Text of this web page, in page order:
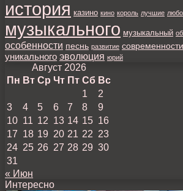
история казино кино король лучшие
музыкального музыкальный
особенности песнь развитие современности
уникального эволюция юрий
Август 2026
Пн Вт Ср Чт Пт Сб Вс
1
2
3
4 5 6 7 8
9
10 11 12 13 14 15 16
17 18 19 20 21 22 23
24 25 26 27 28 29 30
31
« Июн
Интересно